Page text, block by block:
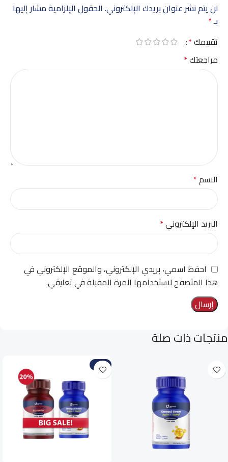
لن يتم نشر عنوان بريدك الإلكتروني. الحقول الإلزامية مشار إليها
بـ*
تقييمك*
مراجعتك*
الاسم*
البريد الإلكتروني*
احفظ اسمي، بريدي الإلكتروني، والموقع الإلكتروني في
هذا المتصفح لاستخدامها المرة المقبلة في تعليقي.
منتجات ذات صلة
-20%